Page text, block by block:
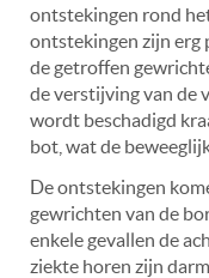
ontstekingen rond
ontstekingen zijn erg
de getroffen
de verstijving van de
wordt beschadigd
bot, wat de
De ontstekingen
gewrichten van de
enkele gevallen de
ziekte horen zijn